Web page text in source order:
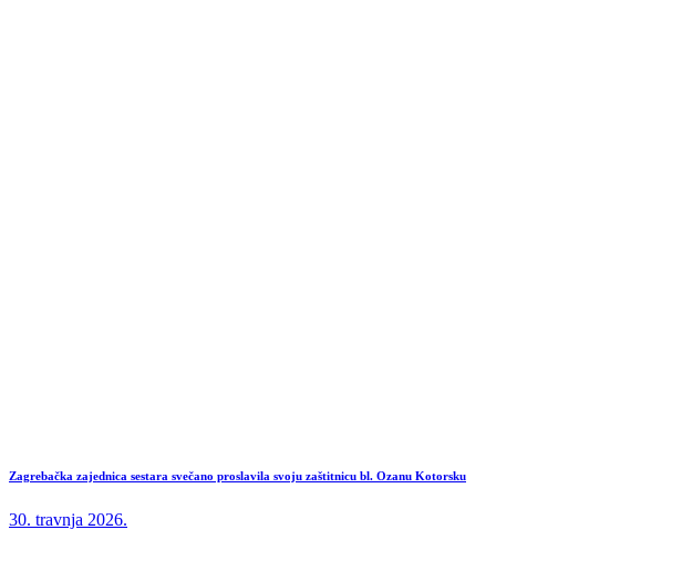
Zagrebačka zajednica sestara svečano proslavila svoju zaštitnicu bl. Ozanu Kotorsku
30. travnja 2026.